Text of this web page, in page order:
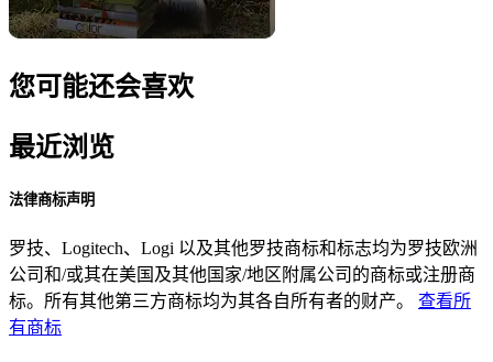
您可能还会喜欢
最近浏览
法律商标声明
罗技、Logitech、Logi 以及其他罗技商标和标志均为罗技欧洲
公司和/或其在美国及其他国家/地区附属公司的商标或注册商
标。所有其他第三方商标均为其各自所有者的财产。 查看所
有商标